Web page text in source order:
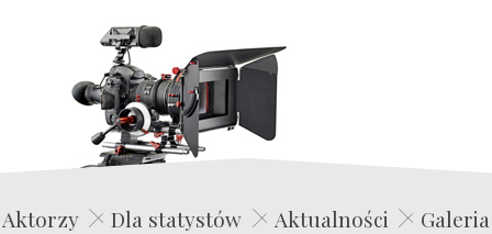
Edwin Film Agencja Aktorska
Aktorzy Dla statystów Aktualności
Galeria